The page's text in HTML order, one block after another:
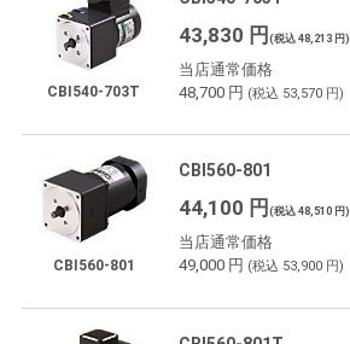
CBI540-703T
43,830 円 (税込 48,213 円)
当店通常価格
48,700 円 (税込 53,570 円)
CBI560-801
CBI560-801
44,100 円 (税込 48,510 円)
当店通常価格
49,000 円 (税込 53,900 円)